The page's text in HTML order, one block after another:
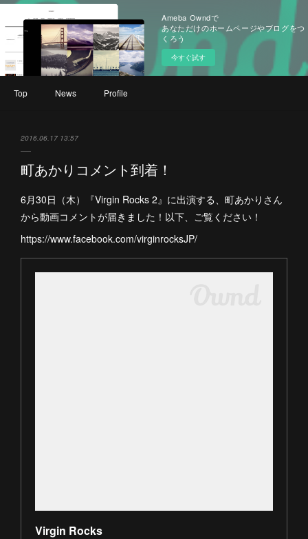
Ameba Owndで
あなただけのホームページやブログをつ
くろう
今すぐ試す
Top News Profile
2016.06.17 13:57
町あかりコメント到着！
6月30日（木）『Virgin Rocks 2』に出演する、町あかりさん
から動画コメントが届きました！以下、ご覧ください！
https://www.facebook.com/virginrocksJP/
Virgin Rocks